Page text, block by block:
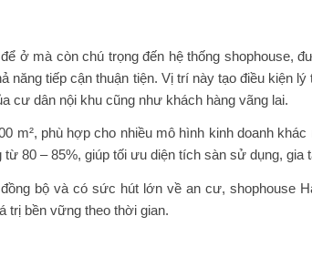
ở mà còn chú trọng đến hệ thống shophouse,
tiếp cận thuận tiện. Vị trí này tạo điều kiện
cư dân nội khu cũng như khách hàng vãng lai.
m², phù hợp cho nhiều mô hình kinh doanh
80 – 85%, giúp tối ưu diện tích sàn sử dụng,
bộ và có sức hút lớn về an cư, shophouse
trị bền vững theo thời gian.